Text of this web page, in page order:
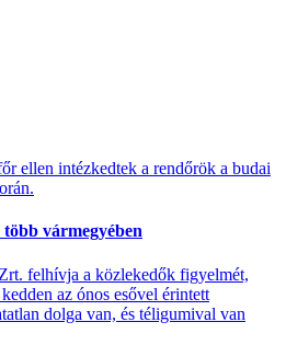
ellen intézkedtek a rendőrök a budai
több vármegyében
felhívja a közlekedők figyelmét,
az ónos esővel érintett
dolga van, és téligumival van